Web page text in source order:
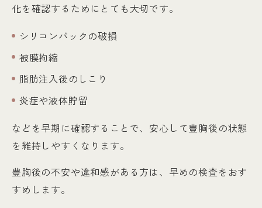
化を確認するためにとても大切です。
シリコンバックの破損
被膜拘縮
脂肪注入後のしこり
炎症や液体貯留
などを早期に確認することで、安心して豊胸後の状態
を維持しやすくなります。
豊胸後の不安や違和感がある方は、早めの検査をおす
すめします。